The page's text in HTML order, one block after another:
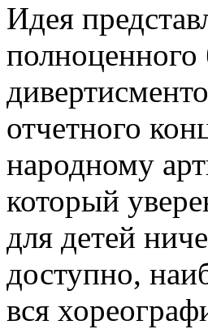
Идея
полноценного
отчетного
народному
который
для детей
доступно,
вся